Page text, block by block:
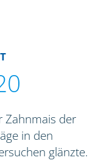
Zahnmais der
in den
glänzte.